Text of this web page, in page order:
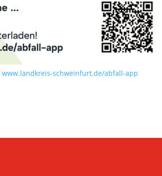
www.landkreis-schweinfurt.de/abfall-app